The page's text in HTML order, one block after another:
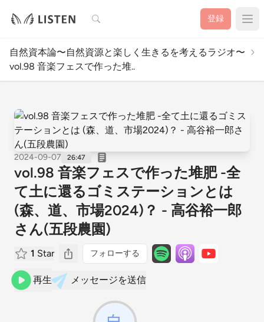
検索 登録
自然資本論〜自然資源と楽しく生きるを考えるラジオ〜
vol.98 音楽フェスで作った堆..
2024-09-07 26:47
vol.98 音楽フェスで作った堆肥 -全
て土に還るゴミステーションとは
(森、道、市場2024)？ - 高谷裕一郎
さん(五段農園)
1 Star フォローする
再生 メッセージを送信